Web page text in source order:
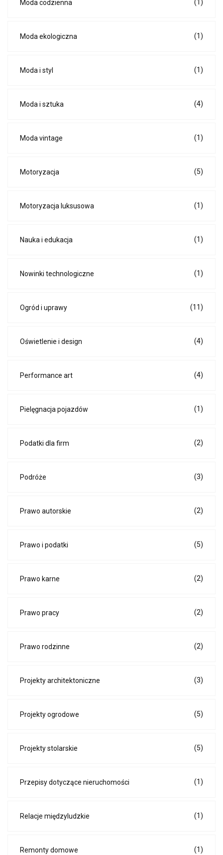
Moda codzienna (1)
Moda ekologiczna (1)
Moda i styl (1)
Moda i sztuka (4)
Moda vintage (1)
Motoryzacja (5)
Motoryzacja luksusowa (1)
Nauka i edukacja (1)
Nowinki technologiczne (1)
Ogród i uprawy (11)
Oświetlenie i design (4)
Performance art (4)
Pielęgnacja pojazdów (1)
Podatki dla firm (2)
Podróże (3)
Prawo autorskie (2)
Prawo i podatki (5)
Prawo karne (2)
Prawo pracy (2)
Prawo rodzinne (2)
Projekty architektoniczne (3)
Projekty ogrodowe (5)
Projekty stolarskie (5)
Przepisy dotyczące nieruchomości (1)
Relacje międzyludzkie (1)
Remonty domowe (1)